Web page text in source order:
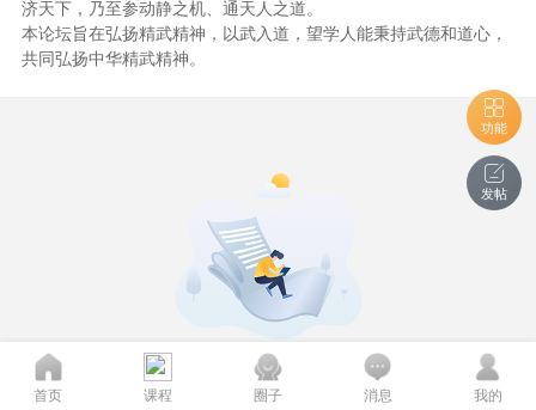
济天下，乃至参动静之机、通天人之道。
本论坛旨在弘扬精武精神，以武入道，望学人能秉持武德和道心，
共同弘扬中华精武精神。
版块或指定区域暂无内容
功能
发帖
首页 课程 圈子 消息 我的